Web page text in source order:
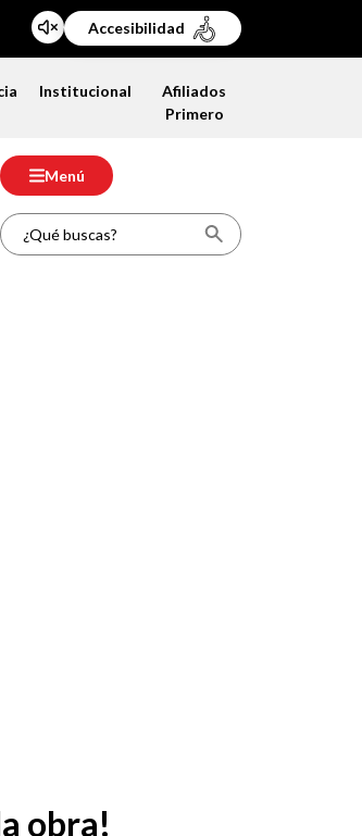
Accesibilidad
Institucional
Afiliados
Primero
Menú
obra!